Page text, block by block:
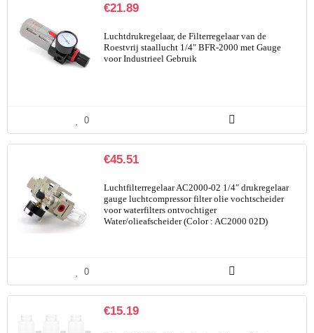
€21.89
Luchtdrukregelaar, de Filterregelaar van de
Roestvrij staallucht 1/4″ BFR-2000 met Gauge
voor Industrieel Gebruik
0
€45.51
Luchtfilterregelaar AC2000-02 1/4″ drukregelaar
gauge luchtcompressor filter olie vochtscheider
voor waterfilters ontvochtiger
Water/olieafscheider (Color : AC2000 02D)
0
€15.19